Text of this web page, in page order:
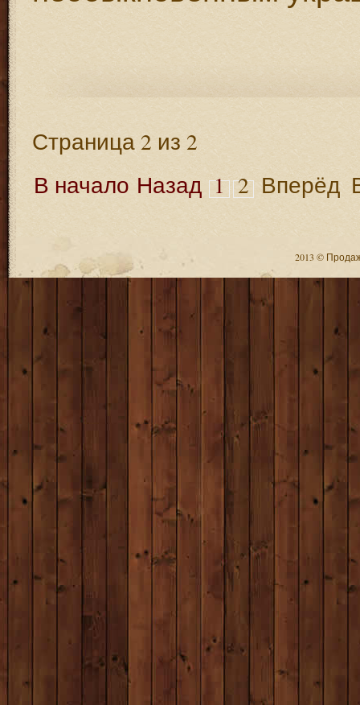
Страница 2 из 2
В начало Назад 1 2 Вперёд
2013 ©